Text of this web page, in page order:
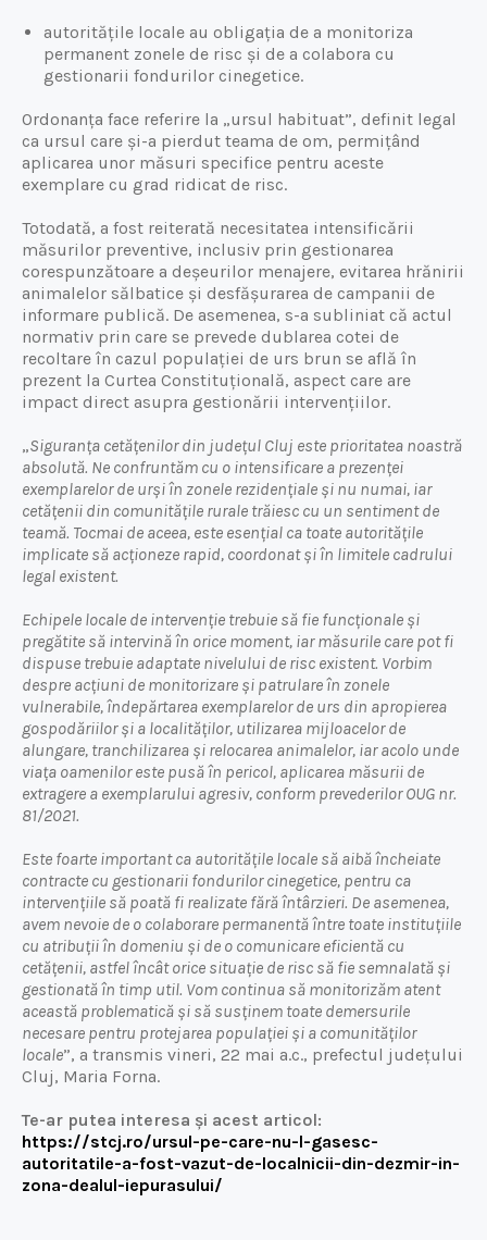
autoritățile locale au obligația de a monitoriza
permanent zonele de risc și de a colabora cu
gestionarii fondurilor cinegetice.
Ordonanța face referire la „ursul habituat”, definit legal
ca ursul care și-a pierdut teama de om, permițând
aplicarea unor măsuri specifice pentru aceste
exemplare cu grad ridicat de risc.
Totodată, a fost reiterată necesitatea intensificării
măsurilor preventive, inclusiv prin gestionarea
corespunzătoare a deșeurilor menajere, evitarea hrănirii
animalelor sălbatice și desfășurarea de campanii de
informare publică. De asemenea, s-a subliniat că actul
normativ prin care se prevede dublarea cotei de
recoltare în cazul populației de urs brun se află în
prezent la Curtea Constituțională, aspect care are
impact direct asupra gestionării intervențiilor.
„Siguranța cetățenilor din județul Cluj este prioritatea noastră
absolută. Ne confruntăm cu o intensificare a prezenței
exemplarelor de urși în zonele rezidențiale și nu numai, iar
cetățenii din comunitățile rurale trăiesc cu un sentiment de
teamă. Tocmai de aceea, este esențial ca toate autoritățile
implicate să acționeze rapid, coordonat și în limitele cadrului
legal existent.
Echipele locale de intervenție trebuie să fie funcționale și
pregătite să intervină în orice moment, iar măsurile care pot fi
dispuse trebuie adaptate nivelului de risc existent. Vorbim
despre acțiuni de monitorizare și patrulare în zonele
vulnerabile, îndepărtarea exemplarelor de urs din apropierea
gospodăriilor și a localităților, utilizarea mijloacelor de
alungare, tranchilizarea și relocarea animalelor, iar acolo unde
viața oamenilor este pusă în pericol, aplicarea măsurii de
extragere a exemplarului agresiv, conform prevederilor OUG nr.
81/2021.
Este foarte important ca autoritățile locale să aibă încheiate
contracte cu gestionarii fondurilor cinegetice, pentru ca
intervențiile să poată fi realizate fără întârzieri. De asemenea,
avem nevoie de o colaborare permanentă între toate instituțiile
cu atribuții în domeniu și de o comunicare eficientă cu
cetățenii, astfel încât orice situație de risc să fie semnalată și
gestionată în timp util. Vom continua să monitorizăm atent
această problematică și să susținem toate demersurile
necesare pentru protejarea populației și a comunităților
locale”, a transmis vineri, 22 mai a.c., prefectul județului
Cluj, Maria Forna.
Te-ar putea interesa și acest articol:
https://stcj.ro/ursul-pe-care-nu-l-gasesc-
autoritatile-a-fost-vazut-de-localnicii-din-dezmir-in-
zona-dealul-iepurasului/